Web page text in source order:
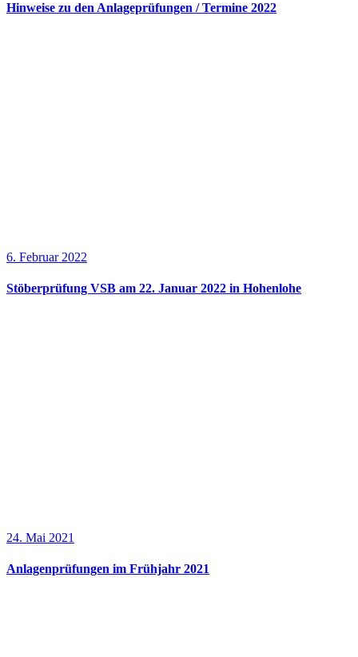
Hinweise zu den Anlageprüfungen / Termine 2022
6. Februar 2022
Stöberprüfung VSB am 22. Januar 2022 in Hohenlohe
24. Mai 2021
Anlagenprüfungen im Frühjahr 2021